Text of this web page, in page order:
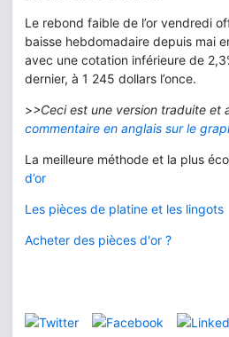
Le rebond faible de l’or vendredi
baisse hebdomadaire depuis mai
avec une cotation inférieure de
dernier, à 1 245 dollars l’once.
>>Ceci est une version traduite et
commentaire en anglais sur le
La meilleure méthode et la plus
d’or
Les pièces de platine et les lingots
Acheter des pièces d'or ?